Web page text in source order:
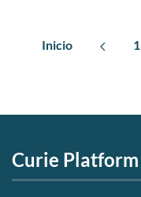
Inicio 1
Curie Platform